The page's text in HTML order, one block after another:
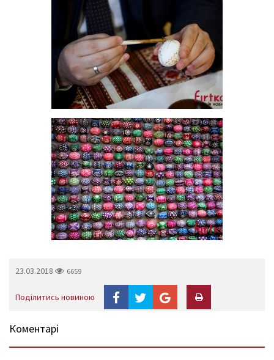
23.03.2018 6659
Поділитись новиною
Коментарі